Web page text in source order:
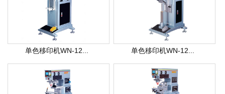
单色移印机WN-12... 单色移印机WN-12...